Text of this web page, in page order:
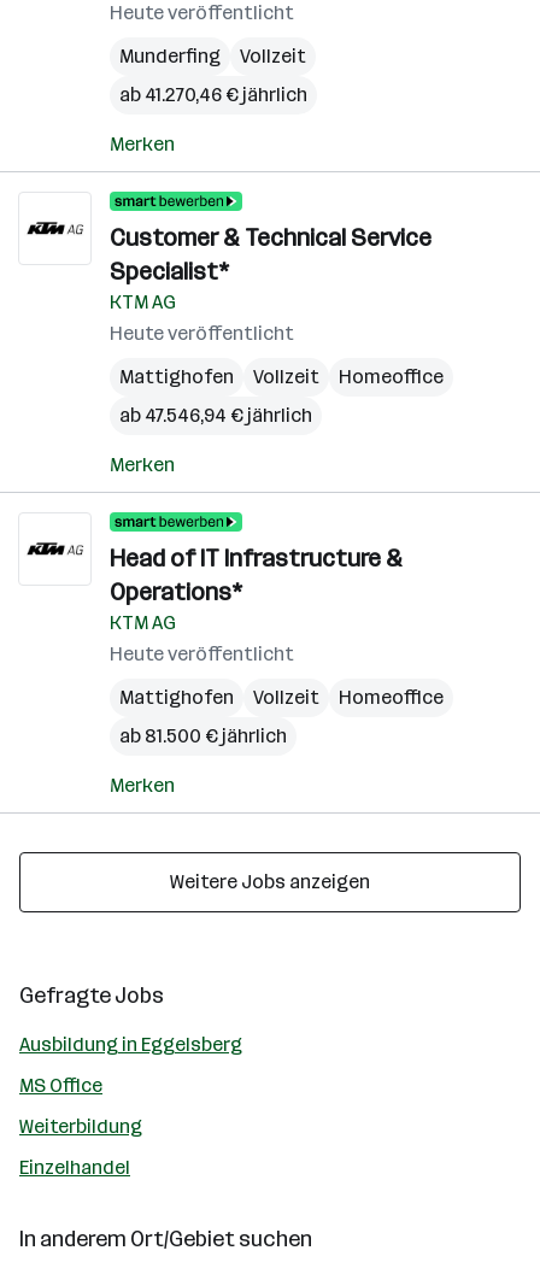
Heute veröffentlicht
Munderfing
Vollzeit
ab 41.270,46 € jährlich
Merken
Customer & Technical Service
Specialist*
KTM AG
Heute veröffentlicht
Mattighofen
Vollzeit
Homeoffice
ab 47.546,94 € jährlich
Merken
Head of IT Infrastructure &
Operations*
KTM AG
Heute veröffentlicht
Mattighofen
Vollzeit
Homeoffice
ab 81.500 € jährlich
Merken
Weitere Jobs anzeigen
Gefragte Jobs
Ausbildung in Eggelsberg
MS Office
Weiterbildung
Einzelhandel
In anderem Ort/Gebiet suchen